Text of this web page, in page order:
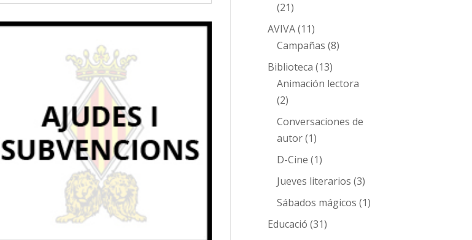
(21)
AVIVA(11)
Campañas (8)
Biblioteca (13)
Animación lectora
(2)
Conversaciones de
autor(1)
D-Cine (1)
Jueves literarios (3)
Sábados mágicos (1)
Educació (31)